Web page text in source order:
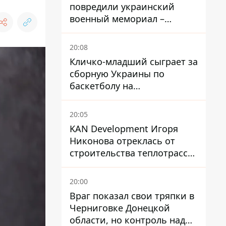
повредили украинский
военный мемориал –
посольство отреагировало
20:08
Кличко-младший сыграет за
сборную Украины по
баскетболу на
квалификации ЧМ-2027
20:05
KAN Development Игоря
Никонова отреклась от
строительства теплотрассы
на Теремках
20:00
Враг показал свои тряпки в
Черниговке Донецкой
области, но контроль над